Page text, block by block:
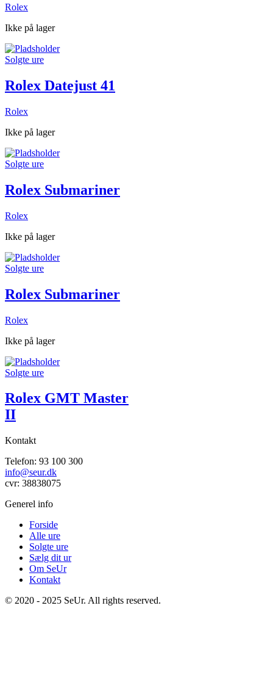
Rolex
Ikke på lager
Solgte ure
Rolex Datejust 41
Rolex
Ikke på lager
Solgte ure
Rolex Submariner
Rolex
Ikke på lager
Solgte ure
Rolex Submariner
Rolex
Ikke på lager
Solgte ure
Rolex GMT Master
II
Kontakt
Telefon: 93 100 300
info@seur.dk
cvr: 38838075
Generel info
Forside
Alle ure
Solgte ure
Sælg dit ur
Om SeUr
Kontakt
© 2020 - 2025 SeUr. All rights reserved.